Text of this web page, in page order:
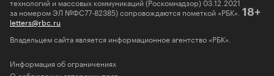
за номером ЭЛ №ФС77-82385) сопровождаются пометкой «РБК». 18+
letters@rbc.ru
Владельцем сайта является информационное агентство «РБК».
Информация об ограничениях